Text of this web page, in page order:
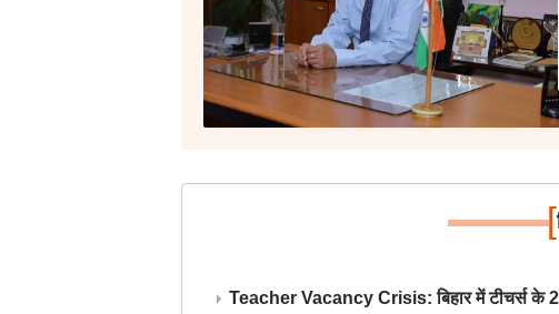
[
Teacher Vacancy Crisis: बिहार में टीचर्स के